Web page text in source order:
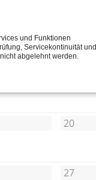
20
27
und Funktionen
Servicekontinuität und
abgelehnt werden.